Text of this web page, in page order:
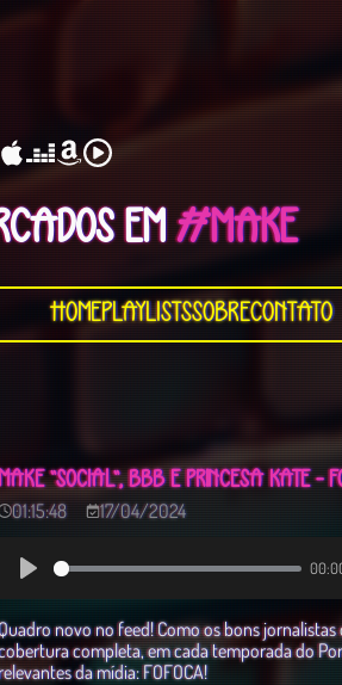
EM#MAKE
HomePlaylistsSobreContato
"SOCIAL", BBB E PRINCESA KATE -
01:15:48 17/04/2024
novo no feed! Como os bons
completa, em cada temporada do
da mídia: FOFOCA!